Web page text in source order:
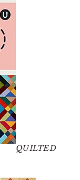
QUILTED